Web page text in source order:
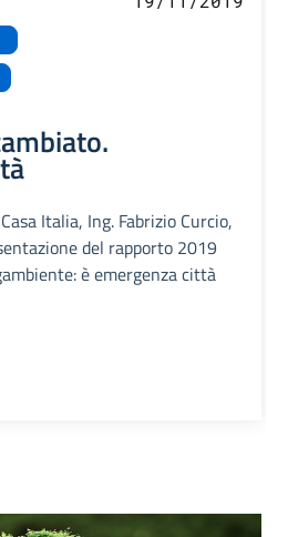
Italia, Ing. Fabrizio Curcio,
del rapporto 2019
è emergenza città